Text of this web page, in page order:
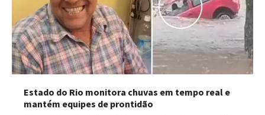
Estado do Rio monitora chuvas em tempo real e
mantém equipes de prontidão